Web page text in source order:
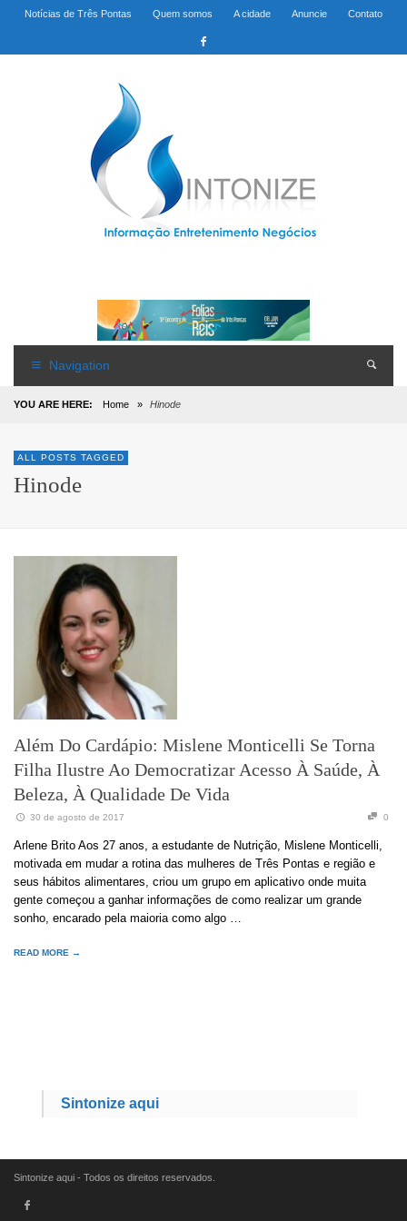
Notícias de Três Pontas Quem somos A cidade Anuncie Contato
Navigation
YOU ARE HERE: Home » Hinode
ALL POSTS TAGGED
Hinode
Além Do Cardápio: Mislene Monticelli Se Torna
Filha Ilustre Ao Democratizar Acesso À Saúde, À
Beleza, À Qualidade De Vida
30 de agosto de 2017 0
Arlene Brito Aos 27 anos, a estudante de Nutrição, Mislene Monticelli,
motivada em mudar a rotina das mulheres de Três Pontas e região e
seus hábitos alimentares, criou um grupo em aplicativo onde muita
gente começou a ganhar informações de como realizar um grande
sonho, encarado pela maioria como algo …
READ MORE →
Sintonize aqui
Sintonize aqui - Todos os direitos reservados.